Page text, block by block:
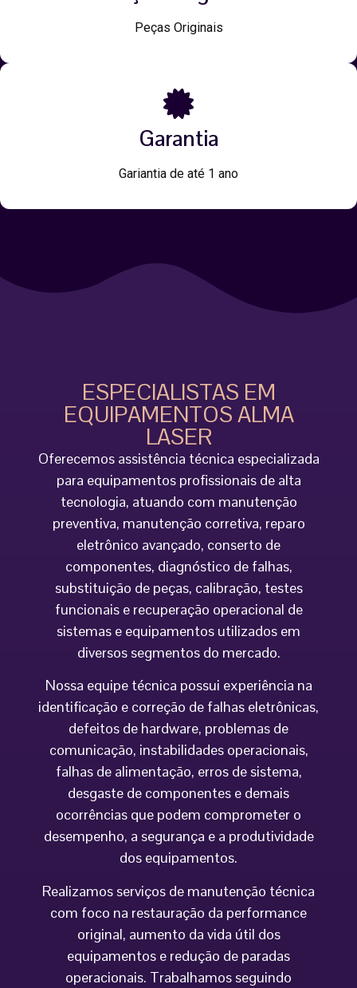
Peças Originais
Garantia
Gariantia de até 1 ano
ESPECIALISTAS EM
EQUIPAMENTOS ALMA
LASER
Oferecemos assistência técnica especializada
para equipamentos profissionais de alta
tecnologia, atuando com manutenção
preventiva, manutenção corretiva, reparo
eletrônico avançado, conserto de
componentes, diagnóstico de falhas,
substituição de peças, calibração, testes
funcionais e recuperação operacional de
sistemas e equipamentos utilizados em
diversos segmentos do mercado.
Nossa equipe técnica possui experiência na
identificação e correção de falhas eletrônicas,
defeitos de hardware, problemas de
comunicação, instabilidades operacionais,
falhas de alimentação, erros de sistema,
desgaste de componentes e demais
ocorrências que podem comprometer o
desempenho, a segurança e a produtividade
dos equipamentos.
Realizamos serviços de manutenção técnica
com foco na restauração da performance
original, aumento da vida útil dos
equipamentos e redução de paradas
operacionais. Trabalhamos seguindo